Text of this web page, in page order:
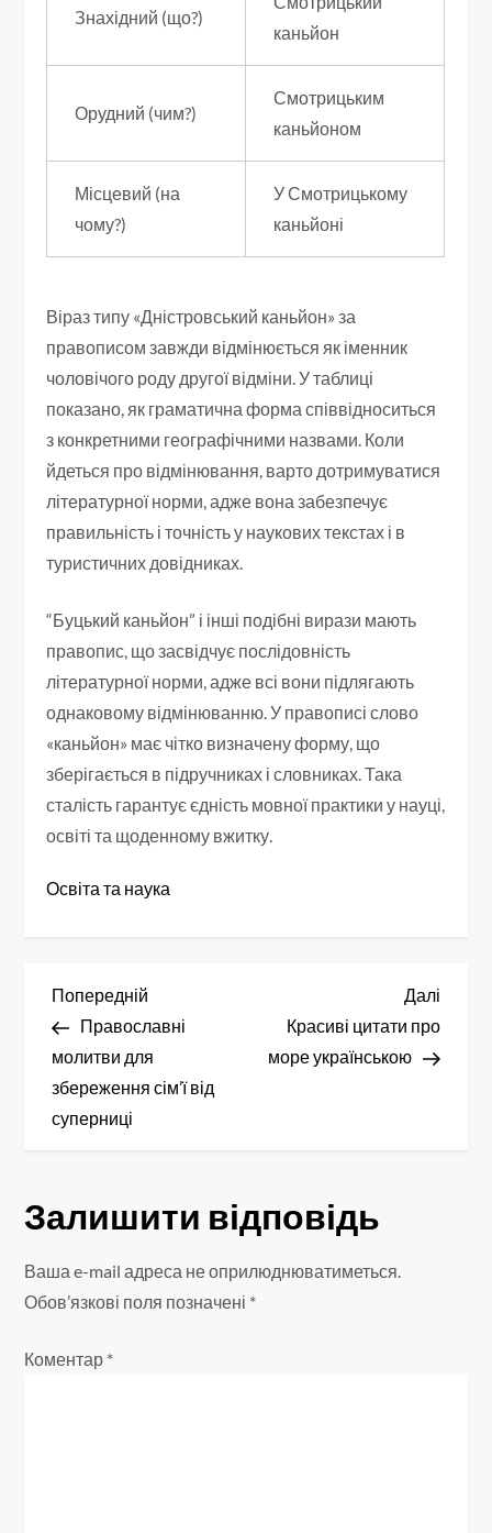
Знахідний (що?)
каньйон
Орудний (чим?)
Смотрицьким
каньйоном
Місцевий (на
чому?)
У Смотрицькому
каньйоні
Віраз типу «Дністровський каньйон» за
правописом завжди відмінюється як іменник
чоловічого роду другої відміни. У таблиці
показано, як граматична форма співвідноситься
з конкретними географічними назвами. Коли
йдеться про відмінювання, варто дотримуватися
літературної норми, адже вона забезпечує
правильність і точність у наукових текстах і в
туристичних довідниках.
“Буцький каньйон” і інші подібні вирази мають
правопис, що засвідчує послідовність
літературної норми, адже всі вони підлягають
однаковому відмінюванню. У правописі слово
«каньйон» має чітко визначену форму, що
зберігається в підручниках і словниках. Така
сталість гарантує єдність мовної практики у науці,
освіті та щоденному вжитку.
Освіта та наука
Н
а
в
а
ц
Попередній
запис
Попередній
Православні
молитви для
збереження сім’ї від
суперниці
запис
Далі
Красиві цитати про
море українською
Залишити відповідь
Ваша e-mail адреса не оприлюднюватиметься.
Обов’язкові поля позначені *
Коментар *